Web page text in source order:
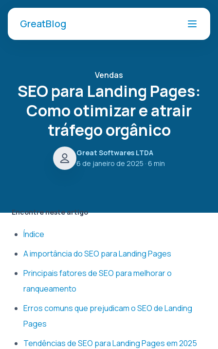
GreatBlog
Vendas
SEO para Landing Pages:
Como otimizar e atrair
tráfego orgânico
Great Softwares LTDA
6 de janeiro de 2025 · 6 min
Encontre neste artigo
Índice
A importância do SEO para Landing Pages
Principais fatores de SEO para melhorar o
ranqueamento
Erros comuns que prejudicam o SEO de Landing
Pages
Tendências de SEO para Landing Pages em 2025